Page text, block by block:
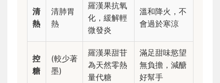
清
熱
清肺胃
熱
羅漢果抗氧
化，緩解輕
微發炎
溫和降火，不
會過於寒涼
控
糖
(較少著
墨)
羅漢果甜苷
為天然零熱
量代糖
滿足甜味慾望
無負擔，減醣
好幫手